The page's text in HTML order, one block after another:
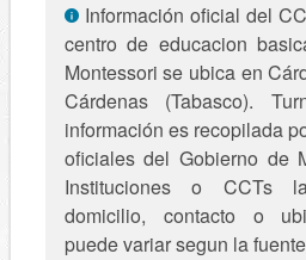
Información oficial del
centro de educacion
Montessori se ubica en
Cárdenas (Tabasco).
información es recopilada
oficiales del Gobierno de
Instituciones o CCTs
domicilio, contacto o
puede variar segun la